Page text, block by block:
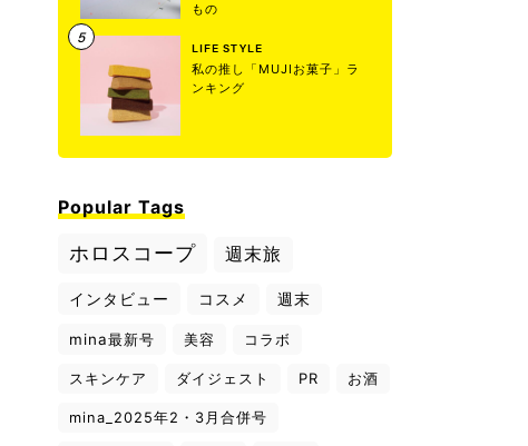
もの
LIFE STYLE
私の推し「MUJIお菓子」ラ
ンキング
Popular Tags
ホロスコープ 週末旅
インタビュー コスメ 週末
mina最新号 美容 コラボ
スキンケア ダイジェスト PR お酒
mina_2025年2・3月合併号